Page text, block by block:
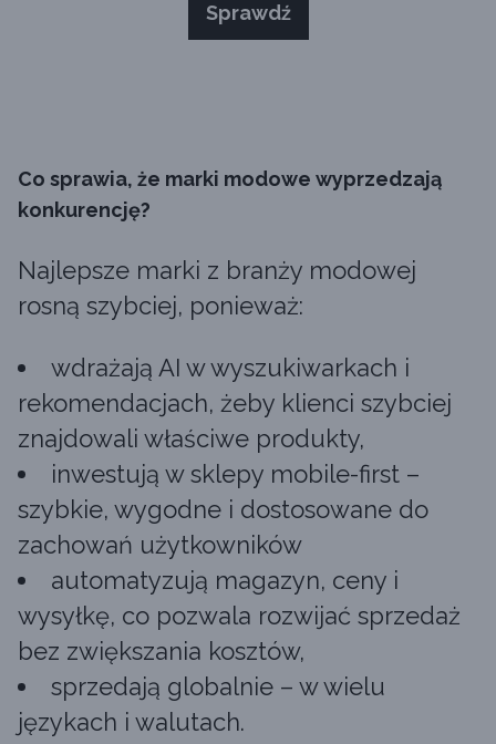
Sprawdź
Co sprawia, że marki modowe wyprzedzają
konkurencję?
Najlepsze marki z branży modowej
rosną szybciej, ponieważ:
wdrażają AI w wyszukiwarkach i
rekomendacjach, żeby klienci szybciej
znajdowali właściwe produkty,
inwestują w sklepy mobile-first –
szybkie, wygodne i dostosowane do
zachowań użytkowników
automatyzują magazyn, ceny i
wysyłkę, co pozwala rozwijać sprzedaż
bez zwiększania kosztów,
sprzedają globalnie – w wielu
językach i walutach.